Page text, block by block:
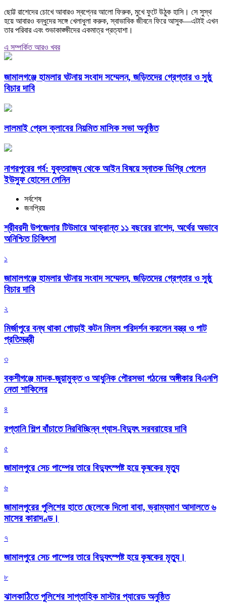
ছোট্ট রাশেদের চোখে আবারও স্বপ্নের আলো ফিরুক, মুখে ফুটে উঠুক হাসি। সে সুস্থ
হয়ে আবারও বন্ধুদের সঙ্গে খেলাধুলা করুক, স্বাভাবিক জীবনে ফিরে আসুক—এটাই এখন
তার পরিবার এবং শুভাকাঙ্ক্ষীদের একমাত্র প্রত্যাশা।
এ সম্পর্কিত আরও খবর
জামালগঞ্জে হামলার ঘটনায় সংবাদ সম্মেলন, জড়িতদের গ্রেপ্তার ও সুষ্ঠু
বিচার দাবি
লালমাই প্রেস ক্লাবের নিয়মিত মাসিক সভা অনুষ্ঠিত
নাগরপুরের গর্ব: যুক্তরাজ্য থেকে আইন বিষয়ে স্নাতক ডিগ্রি পেলেন
ইউসুফ হোসেন লেনিন
সর্বশেষ
জনপ্রিয়
শ্রীবরদী উপজেলার টিউমারে আক্রান্ত ১১ বছরের রাশেদ, অর্থের অভাবে
অনিশ্চিত চিকিৎসা
১
জামালগঞ্জে হামলার ঘটনায় সংবাদ সম্মেলন, জড়িতদের গ্রেপ্তার ও সুষ্ঠু
বিচার দাবি
২
মির্জাপুরে বন্ধ থাকা গোড়াই কটন মিলস পরিদর্শন করলেন বস্ত্র ও পাট
প্রতিমন্ত্রী
৩
বকশীগঞ্জে মাদক-জুয়ামুক্ত ও আধুনিক পৌরসভা গঠনের অঙ্গীকার বিএনপি
নেতা শাকিলের
৪
রপ্তানি শিল্প বাঁচাতে নিরবিচ্ছিন্ন গ্যাস-বিদ্যুৎ সরবরাহের দাবি
৫
জামালপুরে সেচ পাম্পের তারে বিদ্যুৎস্পষ্ট হয়ে কৃষকের মৃত্যু
৬
জামালপুরের পুলিশের হাতে ছেলেকে দিলো বাবা, ভ্রাম্যমাণ আদালতে ৬
মাসের কারাদণ্ড।
৭
জামালপুরে সেচ পাম্পের তারে বিদ্যুৎস্পষ্ট হয়ে কৃষকের মৃত্যু।
৮
‎ঝালকাঠিতে পুলিশের সাপ্তাহিক মাস্টার প্যারেড অনুষ্ঠিত